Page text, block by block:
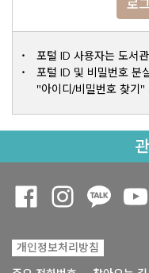
로
포털 ID 사용자는 도서
포털 ID 및 비밀번호 분
"아이디/비밀번호 찾기"
개인정보처리방침
Opens a new
Opens a